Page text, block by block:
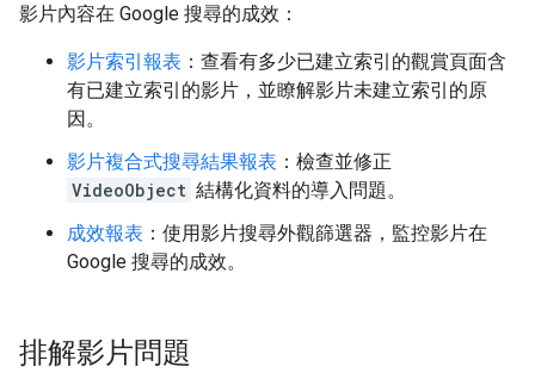
影片內容在 Google 搜尋的成效：
影片索引報表 ：查看有多少已建立索引的觀賞頁面含
有已建立索引的影片，並瞭解影片未建立索引的原
因。
影片複合式搜尋結果報表 ：檢查並修正
VideoObject 結構化資料的導入問題。
成效報表 ：使用影片搜尋外觀篩選器，監控影片在
Google 搜尋的成效。
排解影片問題